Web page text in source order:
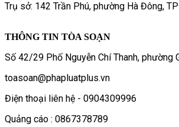
Trụ sở: 142 Trần Phú, phường Hà Đông,
THÔNG TIN TÒA SOẠN
Số 42/29 Phố Nguyễn Chí Thanh, phường
toasoan@phapluatplus.vn
Điện thoại liên hệ - 0904309996
Quảng cáo : 0867378789